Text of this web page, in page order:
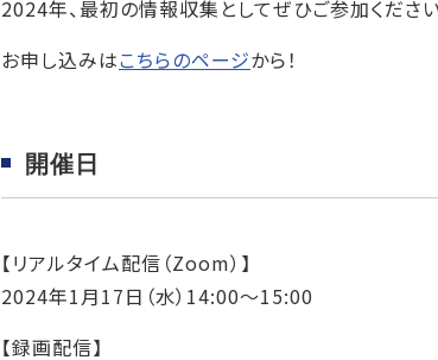
2024年、最初の情報収集としてぜひご参加ください
お申し込みはこちらのページから！
開催日
【リアルタイム配信（Zoom）】
2024年1月17日（水）14:00〜15:00
【録画配信】